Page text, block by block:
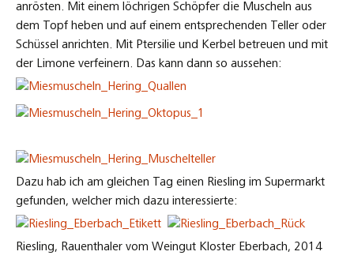
anrösten. Mit einem löchrigen Schöpfer die Muscheln aus
dem Topf heben und auf einem entsprechenden Teller oder
Schüssel anrichten. Mit Ptersilie und Kerbel betreuen und mit
der Limone verfeinern. Das kann dann so aussehen:
Dazu hab ich am gleichen Tag einen Riesling im Supermarkt
gefunden, welcher mich dazu interessierte:
Riesling, Rauenthaler vom Weingut Kloster Eberbach, 2014